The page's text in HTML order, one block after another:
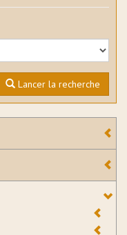
Lancer la recherche